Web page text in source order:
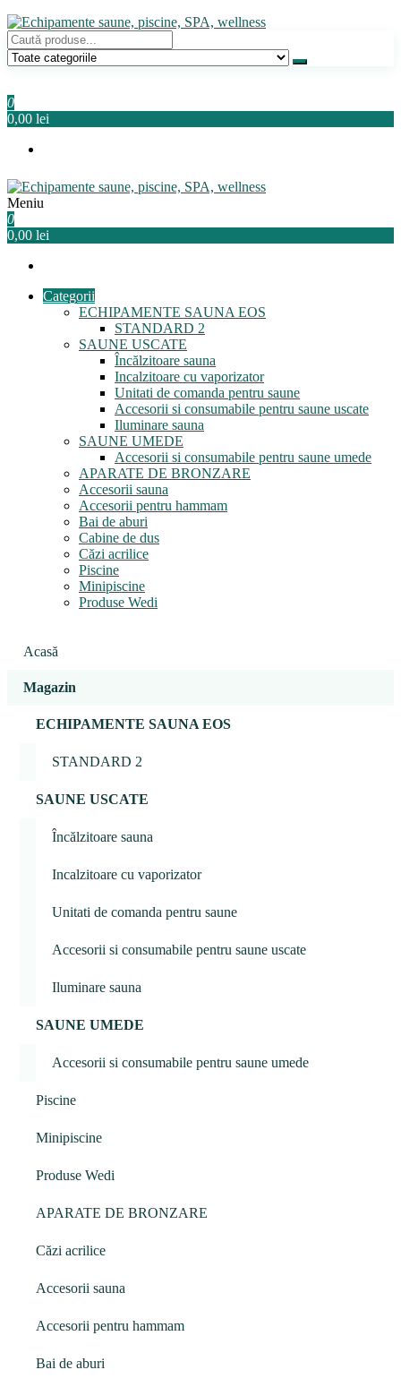
Sari
la
conținut
Echipamente saune, piscine, SPA, wellness
Relaxeaza-te!
0
0,00 lei
Echipamente saune, piscine, SPA, wellness
Relaxeaza-te!
Meniu
0
0,00 lei
Categorii
ECHIPAMENTE SAUNA EOS
STANDARD 2
SAUNE USCATE
Încălzitoare sauna
Incalzitoare cu vaporizator
Unitati de comanda pentru saune
Accesorii si consumabile pentru saune uscate
Iluminare sauna
SAUNE UMEDE
Accesorii si consumabile pentru saune umede
APARATE DE BRONZARE
Accesorii sauna
Accesorii pentru hammam
Bai de aburi
Cabine de dus
Căzi acrilice
Piscine
Minipiscine
Produse Wedi
Acasă
Magazin
ECHIPAMENTE SAUNA EOS
STANDARD 2
SAUNE USCATE
Încălzitoare sauna
Incalzitoare cu vaporizator
Unitati de comanda pentru saune
Accesorii si consumabile pentru saune uscate
Iluminare sauna
SAUNE UMEDE
Accesorii si consumabile pentru saune umede
Piscine
Minipiscine
Produse Wedi
APARATE DE BRONZARE
Căzi acrilice
Accesorii sauna
Accesorii pentru hammam
Bai de aburi